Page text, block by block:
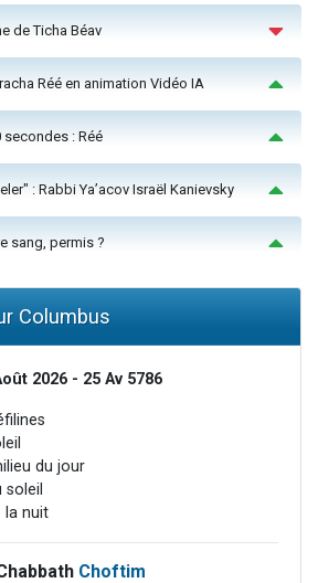
de Ticha Béav
Réé en animation Vidéo IA
secondes : Réé
: Rabbi Ya’acov Israël Kanievsky
sang, permis ?
Columbus
2026 - 25 Av 5786
du jour
la nuit
Choftim